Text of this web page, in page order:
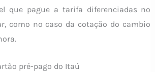
que pague a tarifa diferenciadas no
como no caso da cotação do cambio
pré-pago do Itaú